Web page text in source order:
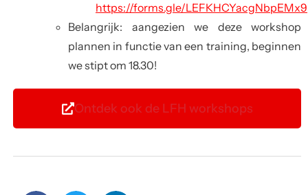
https://forms.gle/LEFKHCYacgNbpEMx9
Belangrijk: aangezien we deze workshop
plannen in functie van een training, beginnen
we stipt om 18.30!
Ontdek ook de LFH workshops